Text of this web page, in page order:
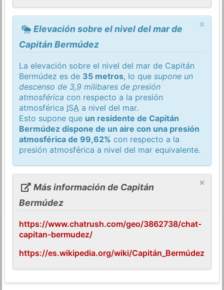
×
Elevación sobre el nivel del mar de
Capitán Bermúdez
La elevación sobre el nivel del mar de Capitán
Bermúdez es de 35 metros, lo quesupone un
descenso de 3,9 milibares de presión
atmosférica con respecto a la presión
atmosférica ISA a nivel del mar.
Esto supone que un residente de Capitán
Bermúdez dispone de un aire con una presión
atmosférica de 99,62% con respecto a la
presión atmosférica a nivel del mar equivalente.
×
Más información de Capitán
Bermúdez
https://www.chatrush.com/geo/3862738/chat-
capitan-bermudez/
https://es.wikipedia.org/wiki/Capitán_Bermúdez